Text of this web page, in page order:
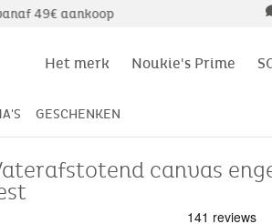
Het merk Noukie's Prime
GESCHENKEN
canvas